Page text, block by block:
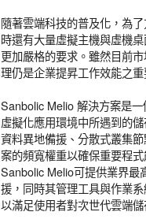
隨著雲端科技的普及化，為
時還有大量虛擬主機與虛機
更加嚴格的要求。雖然目前
理仍是企業提昇工作效能之重
Sanbolic Melio 解決方案是
虛擬化應用環境中所遇到的
資料異地備援、分散式叢集
案的頻寬權重以確保重要程
Sanbolic Melio可提供業界最
援，同時其管理工具與作業
以滿足使用者對次世代雲端儲